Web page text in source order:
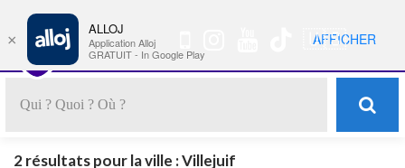
🇺🇸 Nav
2 résultats pour la ville : Villejuif
×
ALLOJ
Application Alloj
GRATUIT - In Google Play
AFFICHER